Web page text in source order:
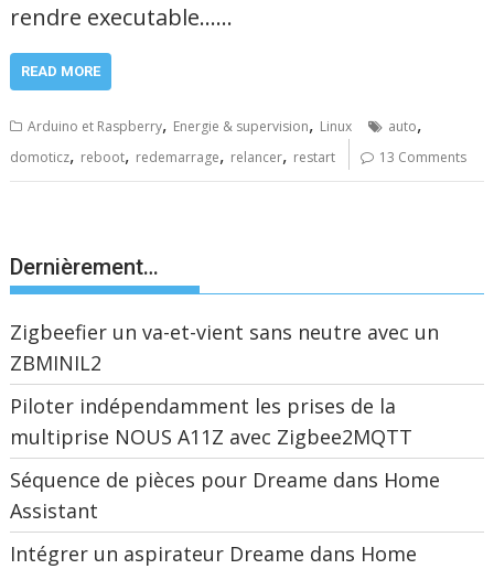
rendre executable……
READ MORE
Arduino et Raspberry, Energie & supervision, Linux auto,
domoticz, reboot, redemarrage, relancer, restart 13 Comments
Dernièrement…
Zigbeefier un va-et-vient sans neutre avec un
ZBMINIL2
Piloter indépendamment les prises de la
multiprise NOUS A11Z avec Zigbee2MQTT
Séquence de pièces pour Dreame dans Home
Assistant
Intégrer un aspirateur Dreame dans Home